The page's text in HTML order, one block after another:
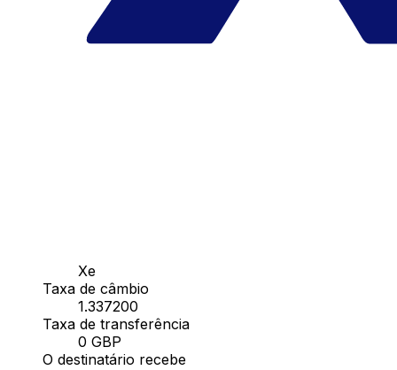
Xe
Taxa de câmbio
1.337200
Taxa de transferência
0 GBP
O destinatário recebe